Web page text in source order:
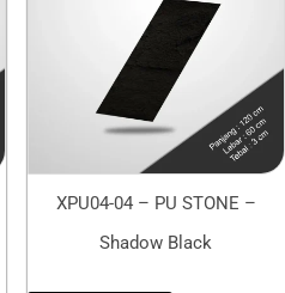
XPU04-04 – PU STONE –
Shadow Black